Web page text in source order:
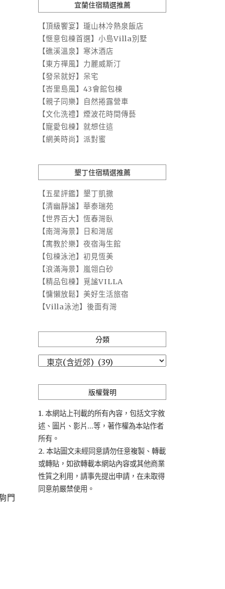
門
宜蘭住宿精選推薦
【頂級饗宴】瓏山林冷熱泉飯店
【愜意包棟首選】小島Villa別墅
【礁溪溫泉】寒沐酒店
【東方禪風】力麗威斯汀
【發呆就好】呆宅
【峇里島風】43會館包棟
【親子同樂】自然捲露營車
【文化洗禮】煙波花時間傳藝
【寵愛包棟】就想住這
【網美時尚】派對蜜
墾丁住宿精選推薦
【五星評鑑】墾丁凱撒
【清幽靜謐】華泰瑞苑
【世界百大】恆春灣臥
【南灣海景】日和灣居
【寓教於樂】夜宿海生館
【包棟泳池】初見恆美
【浪滿海景】嵐翎白砂
【精品包棟】覓謐VILLA
【慵懶放鬆】美好生活旅宿
【Villa泳池】後面有灣
分類
版權聲明
1. 本網站上刊載的所有內容，包括文字敘
述、圖片、影片...等，著作權為本站作者
所有。
2. 本站圖文未經同意請勿任意複製、轉載
或轉貼，如欲轉載本網站內容或其他商業
性質之利用，請事先提出申請，在未取得
同意前嚴禁使用。